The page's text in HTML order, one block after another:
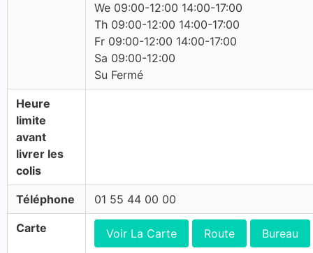
We 09:00-12:00 14:00-17:00
Th 09:00-12:00 14:00-17:00
Fr 09:00-12:00 14:00-17:00
Sa 09:00-12:00
Su Fermé
Heure
limite
avant
livrer les
colis
Téléphone 01 55 44 00 00
Carte Voir La Carte Route Bureau